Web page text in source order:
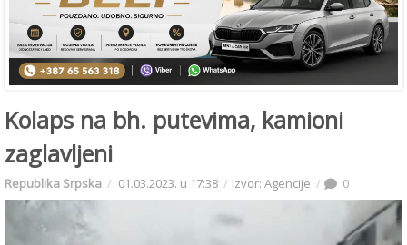
Kolaps na bh. putevima, kamioni
zaglavljeni
Republika Srpska 01.03.2023. u 17:38 Izvor: Agencije 0